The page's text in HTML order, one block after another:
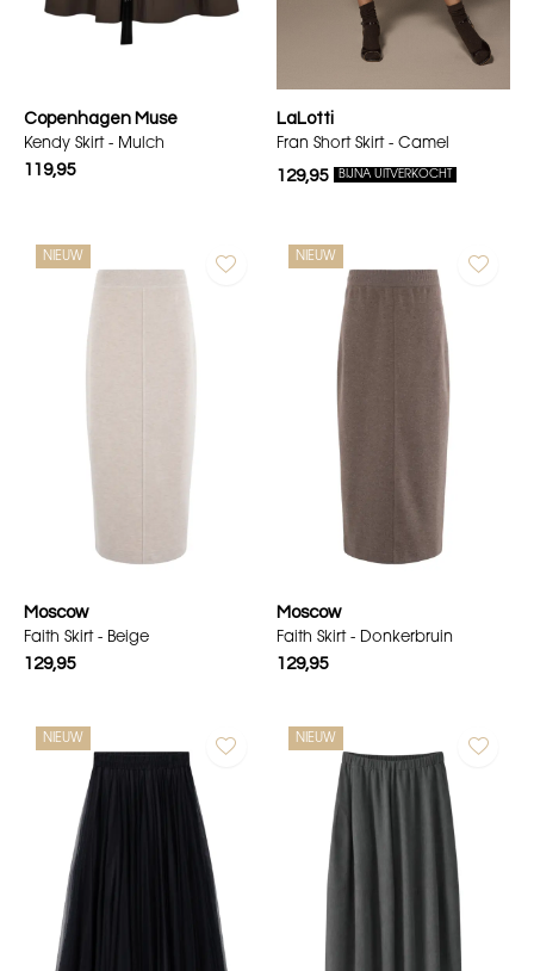
Copenhagen Muse
Kendy Skirt - Mulch
119,95
LaLotti
Fran Short Skirt - Camel
129,95 BIJNA UITVERKOCHT
NIEUW
Moscow
Faith Skirt - Beige
129,95
NIEUW
Moscow
Faith Skirt - Donkerbruin
129,95
NIEUW NIEUW